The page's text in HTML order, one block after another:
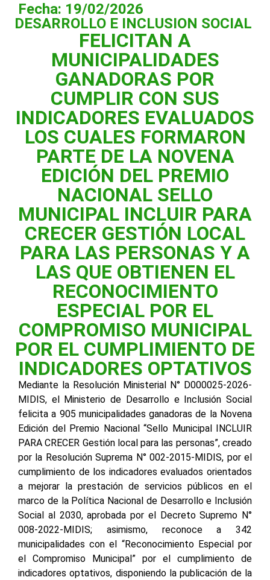
Fecha: 19/02/2026
DESARROLLO E INCLUSION SOCIAL
FELICITAN A
MUNICIPALIDADES
GANADORAS POR
CUMPLIR CON SUS
INDICADORES EVALUADOS
LOS CUALES FORMARON
PARTE DE LA NOVENA
EDICIÓN DEL PREMIO
NACIONAL SELLO
MUNICIPAL INCLUIR PARA
CRECER GESTIÓN LOCAL
PARA LAS PERSONAS Y A
LAS QUE OBTIENEN EL
RECONOCIMIENTO
ESPECIAL POR EL
COMPROMISO MUNICIPAL
POR EL CUMPLIMIENTO DE
INDICADORES OPTATIVOS
Mediante la Resolución Ministerial N° D000025-2026-
MIDIS, el Ministerio de Desarrollo e Inclusión Social
felicita a 905 municipalidades ganadoras de la Novena
Edición del Premio Nacional “Sello Municipal INCLUIR
PARA CRECER Gestión local para las personas”, creado
por la Resolución Suprema N° 002-2015-MIDIS, por el
cumplimiento de los indicadores evaluados orientados
a mejorar la prestación de servicios públicos en el
marco de la Política Nacional de Desarrollo e Inclusión
Social al 2030, aprobada por el Decreto Supremo N°
008-2022-MIDIS; asimismo, reconoce a 342
municipalidades con el “Reconocimiento Especial por
el Compromiso Municipal” por el cumplimiento de
indicadores optativos, disponiendo la publicación de la